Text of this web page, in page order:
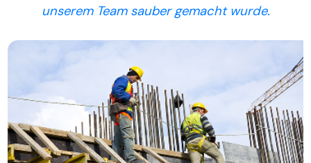
unserem Team sauber gemacht wurde.